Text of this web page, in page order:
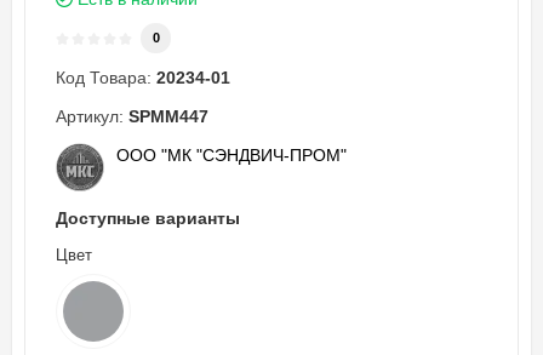
0
Код Товара: 20234-01
Артикул: SPMM447
ООО "МК "СЭНДВИЧ-ПРОМ"
Доступные варианты
Цвет